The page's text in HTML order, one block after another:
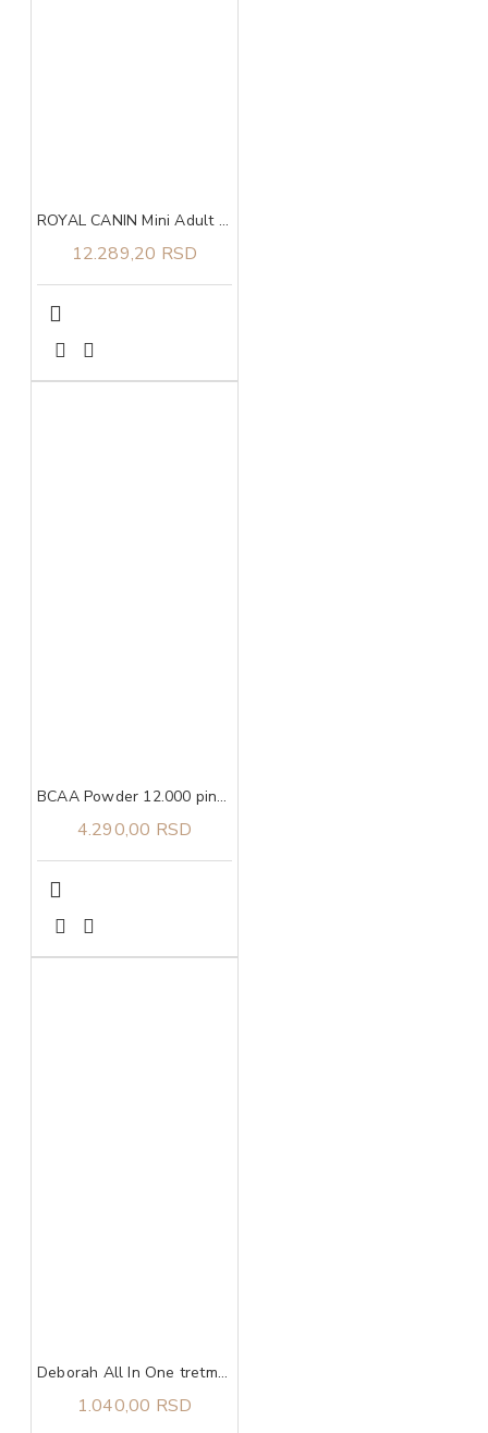
ROYAL CANIN Mini Adult 8+ 8kg
12.289,20 RSD
BCAA Powder 12.000 pink lemonade, 457g ULTIMATE NUTRITION
4.290,00 RSD
Deborah All In One tretman za oštećene nokte 9,5 ml
1.040,00 RSD